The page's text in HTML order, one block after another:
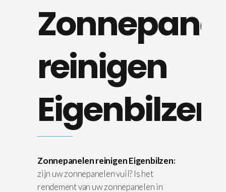
reinigen
Eigenbilzen
Zonnepanelen reinigen Eigenbilzen:
zijn uw zonnepanelen vuil? Is het
rendement van uw zonnepanelen in